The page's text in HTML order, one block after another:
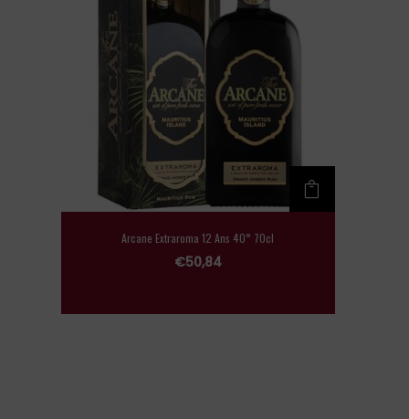
Arcane Extraroma 12 Ans 40° 70cl
€50,84